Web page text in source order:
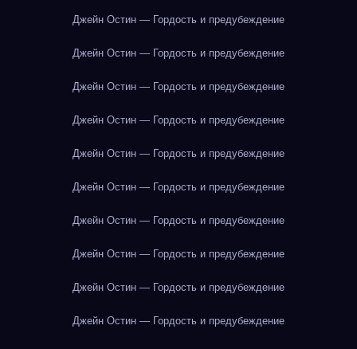
Джейн Остин — Гордость и предубеждение
Джейн Остин — Гордость и предубеждение
Джейн Остин — Гордость и предубеждение
Джейн Остин — Гордость и предубеждение
Джейн Остин — Гордость и предубеждение
Джейн Остин — Гордость и предубеждение
Джейн Остин — Гордость и предубеждение
Джейн Остин — Гордость и предубеждение
Джейн Остин — Гордость и предубеждение
Джейн Остин — Гордость и предубеждение